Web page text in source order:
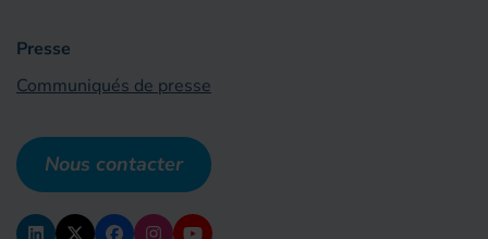
Presse
Communiqués de presse
Nous contacter